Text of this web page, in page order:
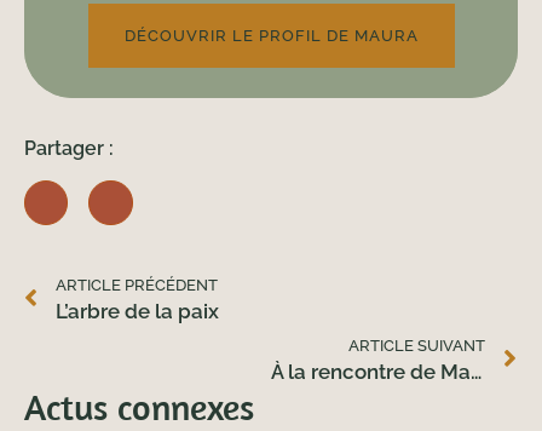
DÉCOUVRIR LE PROFIL DE MAURA
Partager :
ARTICLE PRÉCÉDENT
L’arbre de la paix
ARTICLE SUIVANT
À la rencontre de Maura : conceptrice de jardins
Actus connexes